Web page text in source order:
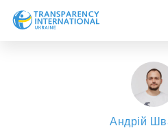
Андрій